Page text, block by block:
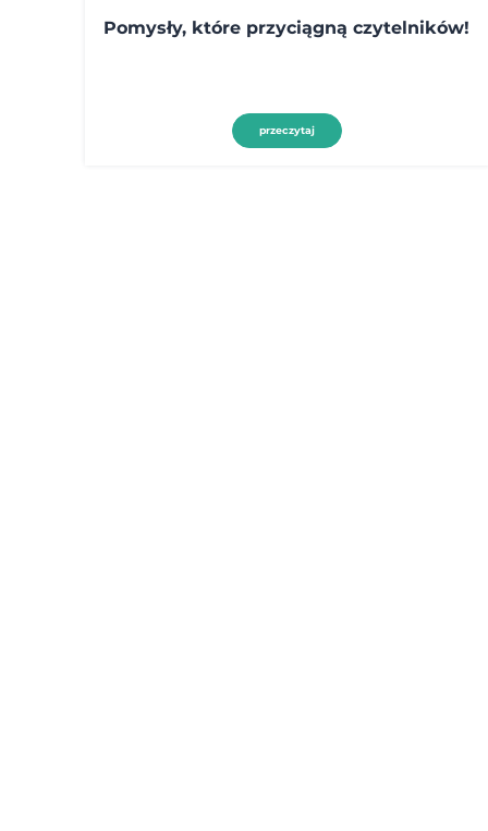
Pomysły, które przyciągną czytelników!
przeczytaj